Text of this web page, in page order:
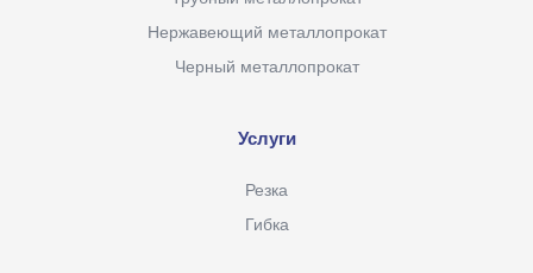
Нержавеющий металлопрокат
Черный металлопрокат
Услуги
Резка
Гибка